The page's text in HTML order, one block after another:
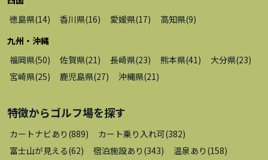
徳島県(14) 香川県(16) 愛媛県(17) 高知県(9)
九州・沖縄
福岡県(50) 佐賀県(21 ) 長崎県(23) 熊本県(41 ) 大分県(23)
宮崎県(25) 鹿児島県(27) 沖縄県(21 )
特徴からゴルフ場を探す
カートナビあり (889) カート乗り入れ可(382)
富士山が見える(62) 宿泊施設あり (343) 温泉あり (158)